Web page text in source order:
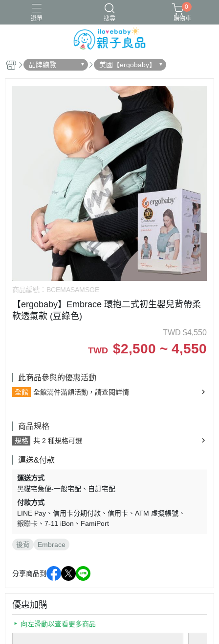
選單 搜尋
16吋腳踏車 ergobaby配件 寬口奶瓶
成長包巾卡片禮盒
0
購物車
品牌總覽 美國【ergobaby】
商品編號： BCEMASAMSGE
【ergobaby】Embrace 環抱二式初生嬰兒背帶柔
軟透氣款 (豆綠色)
TWD $4,550
TWD $2,500 ~ 4,550
此商品參與的優惠活動
全館 全館滿件滿額活動，請查閱詳情
商品規格
規格 共 2 種規格可選
運送&付款
運送方式
黑貓宅急便-一般宅配
自訂宅配
付款方式
LINE Pay
信用卡分期付款 信用卡
ATM 虛擬帳號
銀聯卡
7-11 iBon FamiPort
後背 Embrace
分享商品到
優惠加購
向左滑動以查看更多商品